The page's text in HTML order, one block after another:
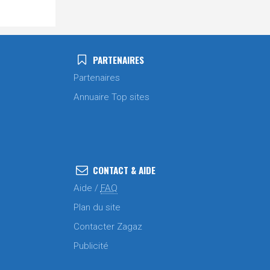
PARTENAIRES
Partenaires
Annuaire Top sites
CONTACT & AIDE
Aide / FAQ
Plan du site
Contacter Zagaz
Publicité